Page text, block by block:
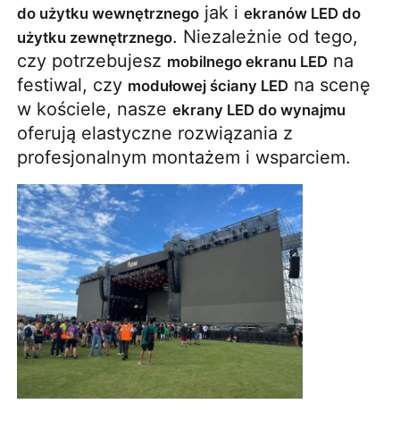
Filmy
Pokaz VR
O nas
Wycieczka po fabryce
Kontrola jakości
Skontaktuj się z nami
Nowości
do użytku wewnętrznego jak iekranów LED do
użytku zewnętrznego. Niezależnie od tego,
czy potrzebujesz mobilnego ekranu LED na
festiwal, czy modułowej ściany LED na scenę
w kościele, naszeekrany LED do wynajmu
oferują elastyczne rozwiązania z
profesjonalnym montażem i wsparciem.